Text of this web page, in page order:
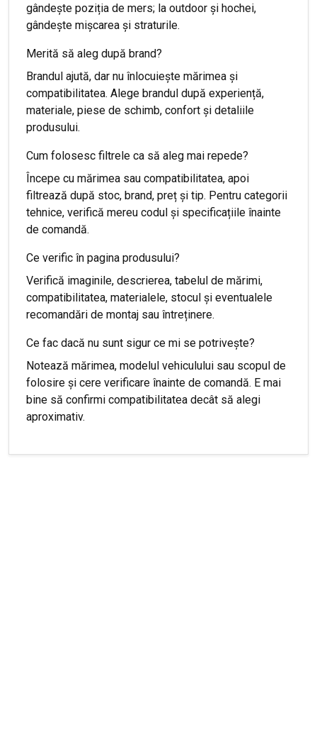
gândește poziția de mers; la outdoor și hochei,
gândește mișcarea și straturile.
Merită să aleg după brand?
Brandul ajută, dar nu înlocuiește mărimea și
compatibilitatea. Alege brandul după experiență,
materiale, piese de schimb, confort și detaliile
produsului.
Cum folosesc filtrele ca să aleg mai repede?
Începe cu mărimea sau compatibilitatea, apoi
filtrează după stoc, brand, preț și tip. Pentru categorii
tehnice, verifică mereu codul și specificațiile înainte
de comandă.
Ce verific în pagina produsului?
Verifică imaginile, descrierea, tabelul de mărimi,
compatibilitatea, materialele, stocul și eventualele
recomandări de montaj sau întreținere.
Ce fac dacă nu sunt sigur ce mi se potrivește?
Notează mărimea, modelul vehiculului sau scopul de
folosire și cere verificare înainte de comandă. E mai
bine să confirmi compatibilitatea decât să alegi
aproximativ.